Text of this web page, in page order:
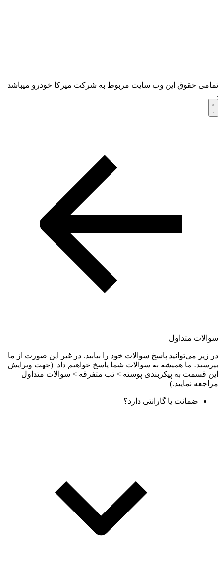
تمامی حقوق این وب سایت مربوط به شرکت میرکا خودرو میباشد
.
سوالات متداول
در زیر می‌توانید پاسخ سوالات خود را بیابید. در غیر این صورت از ما
بپرسید، ما همیشه به سوالات شما پاسخ خواهیم داد. (جهت ویرایش
این قسمت به پیکربندی پوسته > تب متفرقه > سوالات متداول
مراجعه نمایید.)
ضمانت یا گارانتی دارد؟